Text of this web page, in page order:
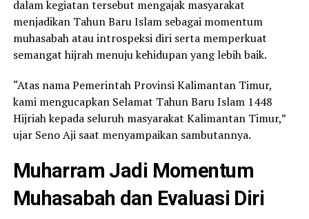
dalam kegiatan tersebut mengajak masyarakat
menjadikan Tahun Baru Islam sebagai momentum
muhasabah atau introspeksi diri serta memperkuat
semangat hijrah menuju kehidupan yang lebih baik.
“Atas nama Pemerintah Provinsi Kalimantan Timur,
kami mengucapkan Selamat Tahun Baru Islam 1448
Hijriah kepada seluruh masyarakat Kalimantan Timur,”
ujar Seno Aji saat menyampaikan sambutannya.
Muharram Jadi Momentum
Muhasabah dan Evaluasi Diri